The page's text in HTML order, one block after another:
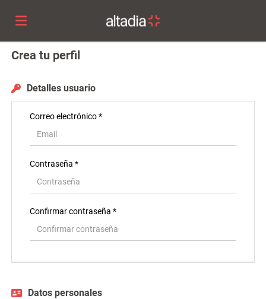
Altadia
Group
Lista
ofertas
de
trabajo
Subir
CV
Acceso
Idioma
Crea tu perfil
Detalles usuario
Correo electrónico *
Contraseña *
Confirmar contraseña *
Datos personales